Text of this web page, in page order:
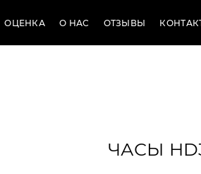
ОЦЕНКА О НАС ОТЗЫВЫ
ЧАСЫ